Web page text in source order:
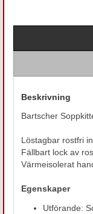
Beskrivning
Bartscher
Löstagbar rostfri
Fällbart lock av
Värmeisolerat
Egenskaper
Utförande: